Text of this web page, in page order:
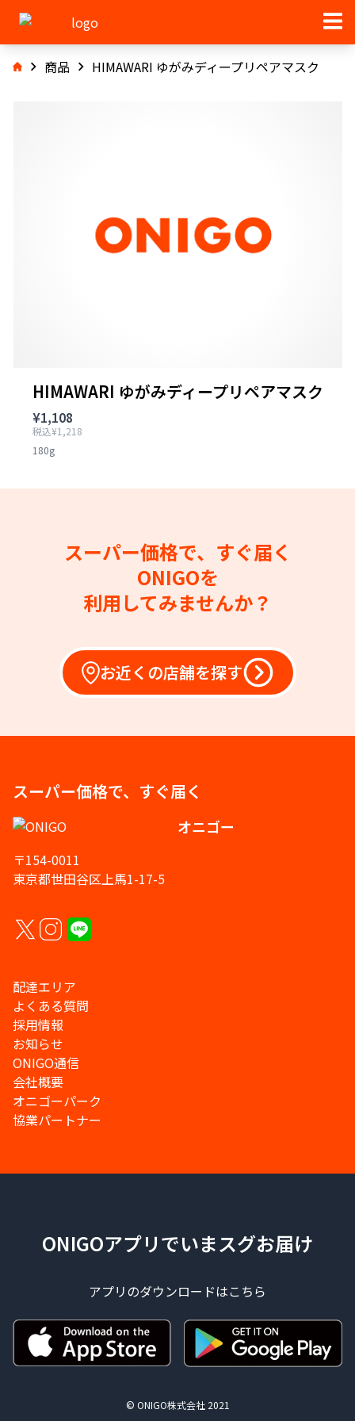
商品 HIMAWARI ゆがみディープリペアマスク
HIMAWARI ゆがみディープリペアマスク
¥1,108
税込¥1,218
180g
スーパー価格で、すぐ届く
ONIGOを
利用してみませんか？
お近くの店舗を探す
スーパー価格で、すぐ届く
オニゴー
〒154-0011
東京都世田谷区上馬1-17-5
配達エリア
よくある質問
採用情報
お知らせ
ONIGO通信
会社概要
オニゴーパーク
協業パートナー
ONIGOアプリでいまスグお届け
アプリのダウンロードはこちら
© ONIGO株式会社 2021